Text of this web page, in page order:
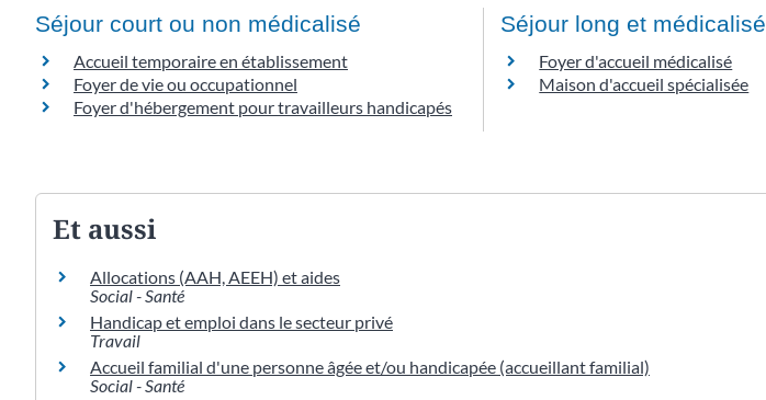
Séjour court ou non médicalisé
Accueil temporaire en établissement
Foyer de vie ou occupationnel
Foyer d'hébergement pour travailleurs handicapés
Séjour long et médicalisé
Foyer d'accueil médicalisé
Maison d'accueil spécialisée
Et aussi
Allocations (AAH, AEEH) et aides
Social - Santé
Handicap et emploi dans le secteur privé
Travail
Accueil familial d'une personne âgée et/ou handicapée (accueillant familial)
Social - Santé